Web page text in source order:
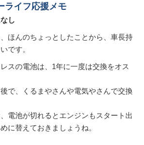
ライフ応援メモ
し
ほんのちょっとしたことから、車長持
です。
スの電池は、1年に一度は交換をオス
で、くるまやさんや電気やさんで交換
電池が切れるとエンジンもスタート出
に替えておきましょうね。